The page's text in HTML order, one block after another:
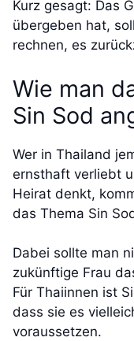
Kurz gesagt: Das
übergeben hat,
rechnen, es
Wie man
Sin Sod
Wer in Thailand
ernsthaft verliebt
Heirat denkt,
das Thema Sin
Dabei sollte man
zukünftige Frau
Für Thaiinnen ist
dass sie es
voraussetzen.